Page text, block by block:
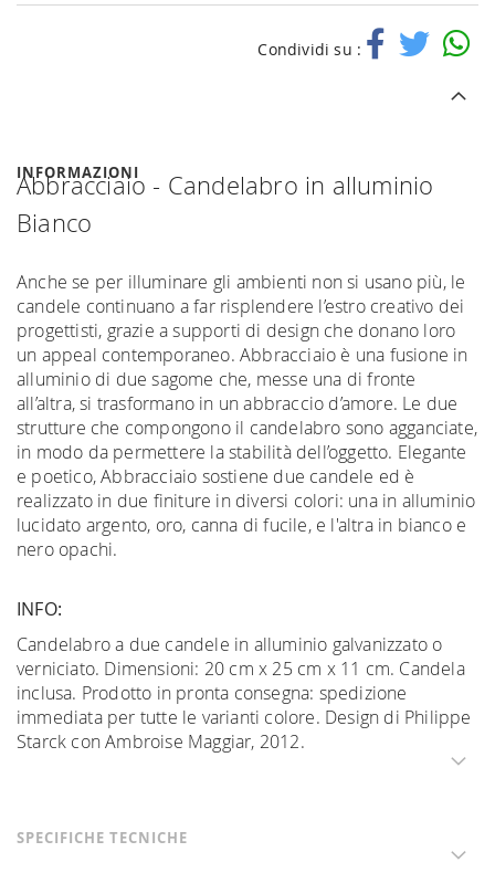
Condividi su :
INFORMAZIONI
Abbracciaio - Candelabro in alluminio
Bianco
Anche se per illuminare gli ambienti non si usano più, le
candele continuano a far risplendere l’estro creativo dei
progettisti, grazie a supporti di design che donano loro
un appeal contemporaneo. Abbracciaio è una fusione in
alluminio di due sagome che, messe una di fronte
all’altra, si trasformano in un abbraccio d’amore. Le due
strutture che compongono il candelabro sono agganciate,
in modo da permettere la stabilità dell’oggetto. Elegante
e poetico, Abbracciaio sostiene due candele ed è
realizzato in due finiture in diversi colori: una in alluminio
lucidato argento, oro, canna di fucile, e l'altra in bianco e
nero opachi.
INFO:
Candelabro a due candele in alluminio galvanizzato o
verniciato. Dimensioni: 20 cm x 25 cm x 11 cm. Candela
inclusa. Prodotto in pronta consegna: spedizione
immediata per tutte le varianti colore. Design di Philippe
Starck con Ambroise Maggiar, 2012.
SPECIFICHE TECNICHE